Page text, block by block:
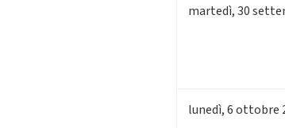
martedì,30
lunedì,6ottobre